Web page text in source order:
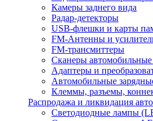
Камеры заднего вида
Радар-детекторы
USB-флешки и карты
FM-Антенны и
FM-трансмиттеры
Сканеры автомобильные
Адаптеры и
Автомобильные
Клеммы, разъемы,
Распродажа и ликвидация
Светодиодные лампы